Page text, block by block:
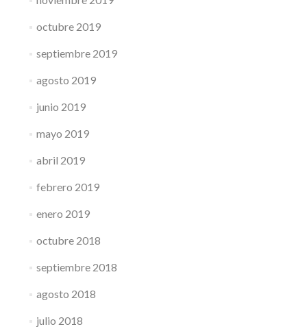
octubre 2019
septiembre 2019
agosto 2019
junio 2019
mayo 2019
abril 2019
febrero 2019
enero 2019
octubre 2018
septiembre 2018
agosto 2018
julio 2018